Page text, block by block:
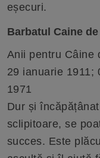
eșecuri.
Barbatul Caine de
Anii pentru Câine
29 ianuarie 1911;
1971
Dur și
sclipitoare, se
succes. Este